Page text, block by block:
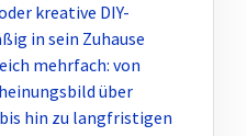
kreative DIY-
in sein Zuhause
mehrfach: von
über
hin zu langfristigen